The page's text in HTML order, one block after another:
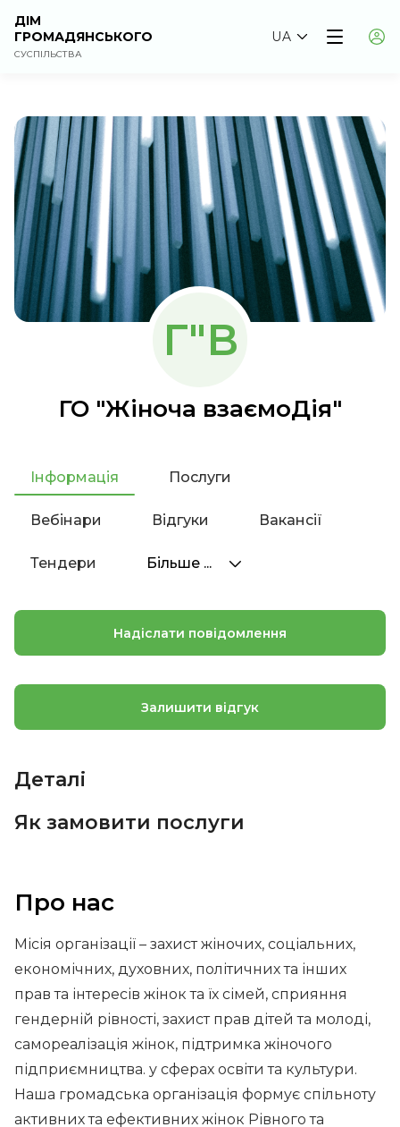
ДІМ
ГРОМАДЯНСЬКОГО
СУСПІЛЬСТВА
UA
Г"В
ГО "Жіноча взаємоДія"
Інформація Послуги
Вебінари Відгуки Вакансії
Тендери Більше ...
Про нас
Місія організації – захист жіночих, соціальних,
економічних, духовних, політичних та інших
прав та інтересів жінок та їх сімей, сприяння
гендерній рівності, захист прав дітей та молоді,
самореалізація жінок, підтримка жіночого
підприємництва. у сферах освіти та культури.
Наша громадська організація формує спільноту
активних та ефективних жінок Рівного та
Надіслати повідомлення
Залишити відгук
Деталі
Як замовити послуги